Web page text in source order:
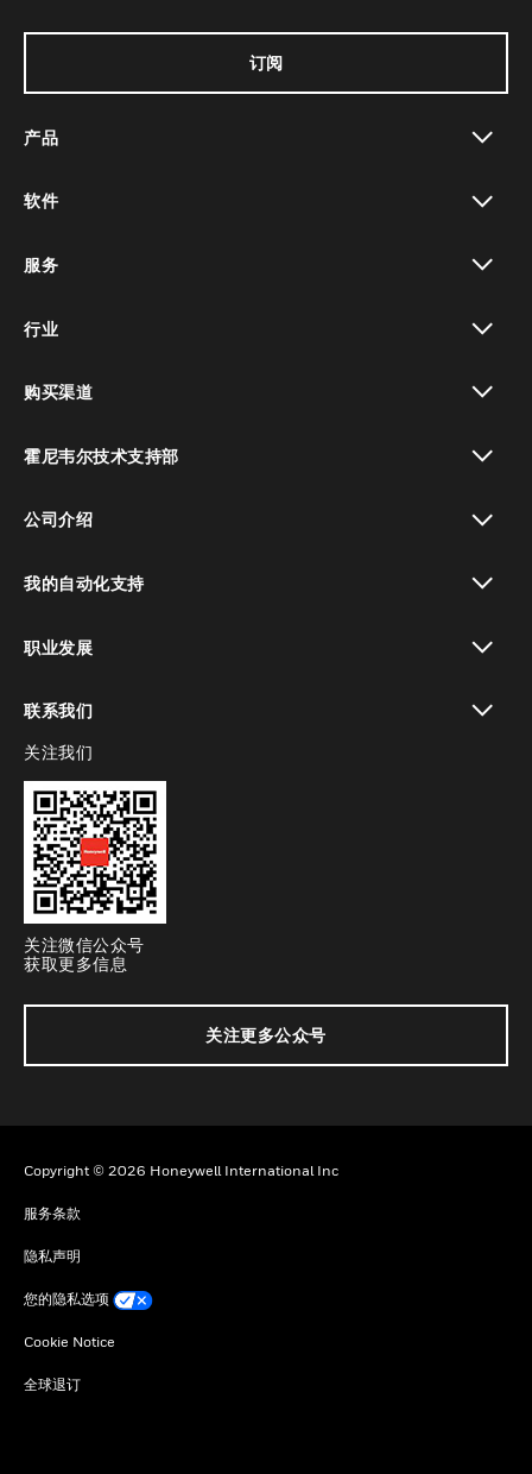
订阅
产品
软件
服务
行业
购买渠道
霍尼韦尔技术支持部
公司介绍
我的自动化支持
职业发展
联系我们
toggle view
关注我们
关注微信公众号
获取更多信息
关注更多公众号
Copyright © 2026 Honeywell International Inc
服务条款
隐私声明
您的隐私选项
Cookie Notice
全球退订